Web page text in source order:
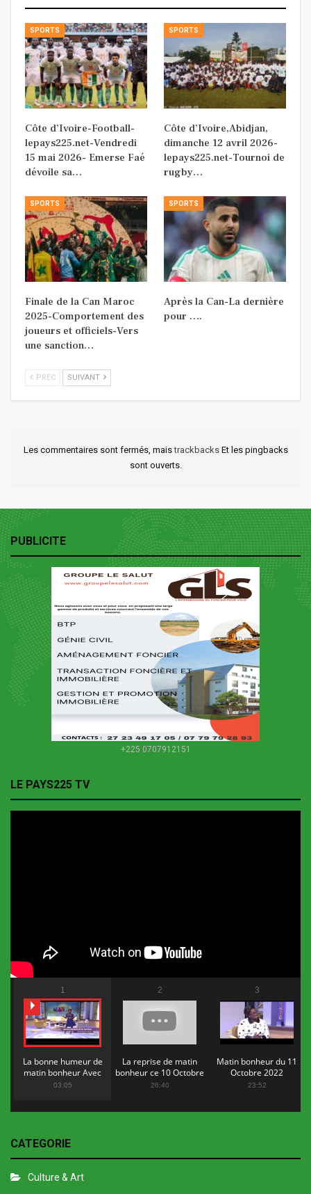
SPORTS
Côte d’Ivoire-Football-
lepays225.net-Vendredi
15 mai 2026- Emerse Faé
dévoile sa…
SPORTS
Côte d’Ivoire,Abidjan,
dimanche 12 avril 2026-
lepays225.net-Tournoi de
rugby…
SPORTS
Finale de la Can Maroc
2025-Comportement des
joueurs et officiels-Vers
une sanction…
SPORTS
Après la Can-La dernière
pour ….
PREC SUIVANT
Les commentaires sont fermés, maistrackbacks Et les pingbacks
sont ouverts.
PUBLICITE
+225 0707912151
LE PAYS225 TV
1
La bonne humeur de
matin bonheur Avec
Flopy Mendosa
03:05
2
La reprise de matin
bonheur ce 10 Octobre
2022
26:40
3
Matin bonheur du 11
Octobre 2022
23:52
CATEGORIE
Culture & Art